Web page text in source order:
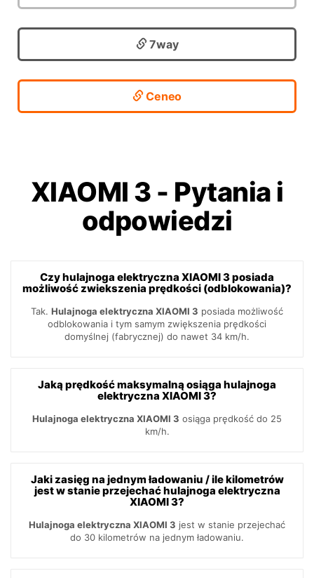
7way
Ceneo
XIAOMI 3 - Pytania i
odpowiedzi
Czy hulajnoga elektryczna XIAOMI 3 posiada
możliwość zwiekszenia prędkości (odblokowania)?
Tak. Hulajnoga elektryczna XIAOMI 3 posiada możliwość
odblokowania i tym samym zwiększenia prędkości
domyślnej (fabrycznej) do nawet 34 km/h.
Jaką prędkość maksymalną osiąga hulajnoga
elektryczna XIAOMI 3?
Hulajnoga elektryczna XIAOMI 3 osiąga prędkość do 25
km/h.
Jaki zasięg na jednym ładowaniu / ile kilometrów
jest w stanie przejechać hulajnoga elektryczna
XIAOMI 3?
Hulajnoga elektryczna XIAOMI 3 jest w stanie przejechać
do 30 kilometrów na jednym ładowaniu.